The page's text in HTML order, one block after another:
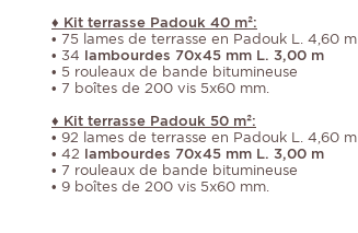
♦ Kit terrasse Padouk 40 m²:
• 75 lames de terrasse en Padouk L. 4,60 m
• 34 lambourdes 70x45 mm L. 3,00 m
• 5 rouleaux de bande bitumineuse
• 7 boîtes de 200 vis 5x60 mm.
♦ Kit terrasse Padouk 50 m²:
• 92 lames de terrasse en Padouk L. 4,60 m
• 42 lambourdes 70x45 mm L. 3,00 m
• 7 rouleaux de bande bitumineuse
• 9 boîtes de 200 vis 5x60 mm.